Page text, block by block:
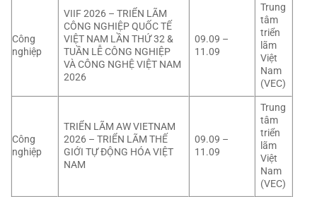
Công
nghiệp
VIIF 2026 – TRIỂN LÃM
CÔNG NGHIỆP QUỐC TẾ
VIỆT NAM LẦN THỨ 32 &
TUẦN LỄ CÔNG NGHIỆP
VÀ CÔNG NGHỆ VIỆT NAM
2026
09.09 –
11.09
Trung
tâm
triển
lãm
Việt
Nam
(VEC)
Công
nghiệp
TRIỂN LÃM AW VIETNAM
2026 – TRIỂN LÃM THẾ
GIỚI TỰ ĐỘNG HÓA VIỆT
NAM
09.09 –
11.09
Trung
tâm
triển
lãm
Việt
Nam
(VEC)